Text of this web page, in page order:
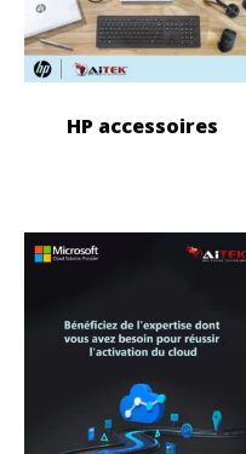
HP accessoires